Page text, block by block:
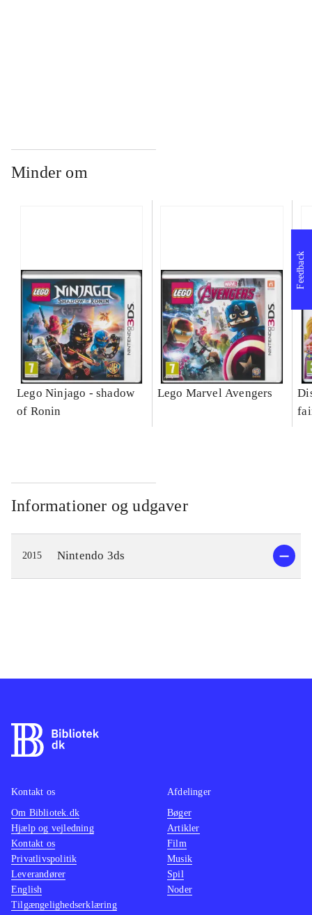
Minder om
Lego Ninjago - shadow
of Ronin
Lego Marvel Avengers
Informationer og udgaver
2015 Nintendo 3ds
Feedback
Kontakt os
Om Bibliotek.dk
Hjælp og vejledning
Kontakt os
Privatlivspolitik
Leverandører
English
Tilgængelighedserklæring
Afdelinger
Bøger
Artikler
Film
Musik
Spil
Noder